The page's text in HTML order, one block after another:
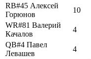
RB#45 Алексей
Горюнов
10
WR#81 Валерий
Качалов
4
QB#4 Павел
Левашев
4